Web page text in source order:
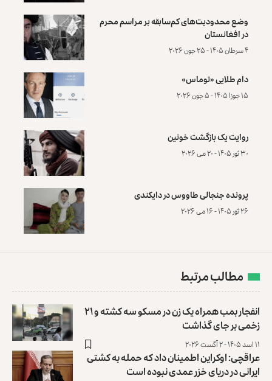
وضع محدودیت‌های کم‌سابقه بر مراسم محرم
در افغانستان
۴ سرطان ۱۴۰۵ - ۲۵ جون ۲۰۲۶
دام طلایی «توماس»
۱۵ جوزا ۱۴۰۵ - ۵ جون ۲۰۲۶
روایت یک بازگشت خونین
۳۰ ثور ۱۴۰۵ - ۲۰ می ۲۰۲۶
پرونده‌ جنجالی طاووس در دایکندی
۲۶ ثور ۱۴۰۵ - ۱۶ می ۲۰۲۶
مطالب مرتبط
انفجار بمب همراه یک زن در مسکو سه کشته و ۲۱
زخمی بر جای گذاشت
۱۱ اسد ۱۴۰۵ - ۲ آگست ۲۰۲۶
عراقچی: اوکراین اطمینان داد که حمله به کشتی
ایرانی در دریای خزر عمدی نبوده است